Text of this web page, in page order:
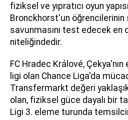
fiziksel ve yıpratıcı oyun
Bronckhorst'un öğrencilerinin
savunmasını test edecek en
niteliğindedir.
FC Hradec Králové,
ligi olan Chance Liga'da
Transfermarkt değeri
olan, fiziksel güce dayalı bir
Ligi 3. eleme turunda